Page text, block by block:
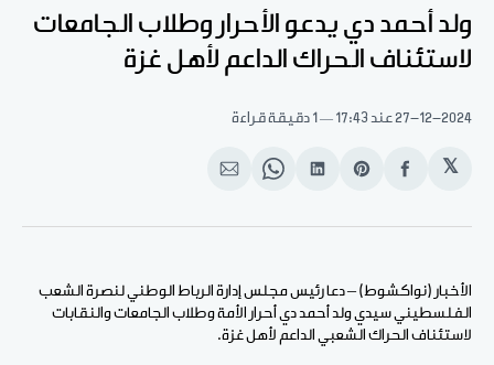
ولد أحمد دي يدعو الأحرار وطلاب الجامعات
لاستئناف الحراك الداعم لأهل غزة
27-12-2024عند 17:43 1 دقيقة قراءة
𝕏
انشر
الفيسبوك
Share
Pinterest
انشر
لينكد
Share
WhatsApp
انشر
الإيميل
الأخبار (نواكشوط) – دعا رئيس مجلس إدارة الرباط الوطني لنصرة الشعب
الفلسطيني سيدي ولد أحمد دي أحرار الأمة وطلاب الجامعات والنقابات
لاستئناف الحراك الشعبي الداعم لأهل غزة.